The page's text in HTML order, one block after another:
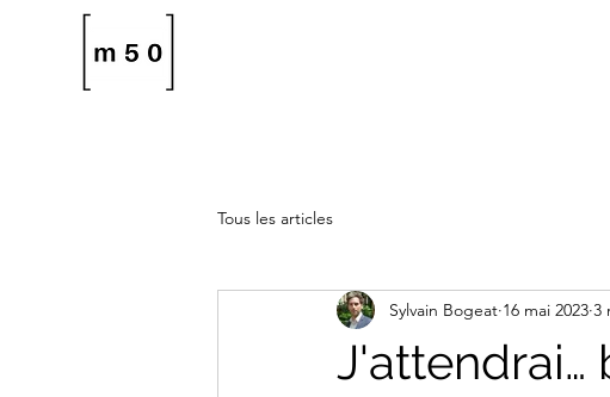
Tous les articles
Sylvain Bogeat 16 mai 2023 3